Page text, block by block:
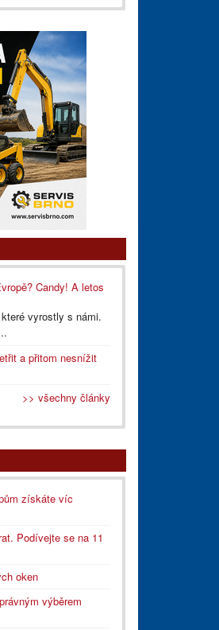
Candy! A letos
vyrostly s námi.
a přitom nesnížit
>> všechny články
získáte víc
Podívejte se na 11
oken
výběrem